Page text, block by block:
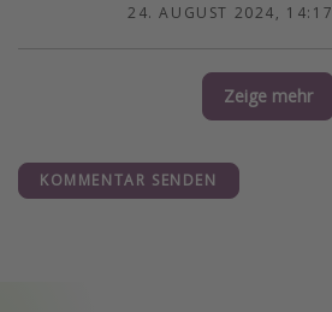
24. AUGUST 2024, 14:17
Zeige mehr
KOMMENTAR SENDEN